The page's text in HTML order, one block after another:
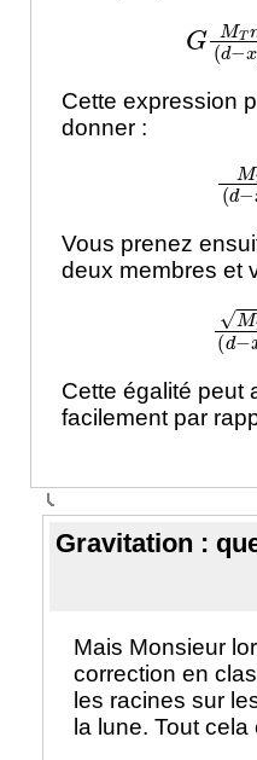
GMT
Cette expression
donner :
T
Vous prenez
deux membres et
MT
Cette égalité peut
facilement par
Gravitation :
Mais Monsieur
correction en
les racines sur
la lune. Tout